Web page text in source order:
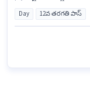
Day 12వ తరగతి పాస్